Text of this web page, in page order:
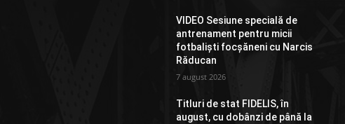
VIDEO Sesiune specială de
antrenament pentru micii
fotbaliști focșăneni cu Narcis
Răducan
7 august 2026
Titluri de stat FIDELIS, în
august, cu dobânzi de până la